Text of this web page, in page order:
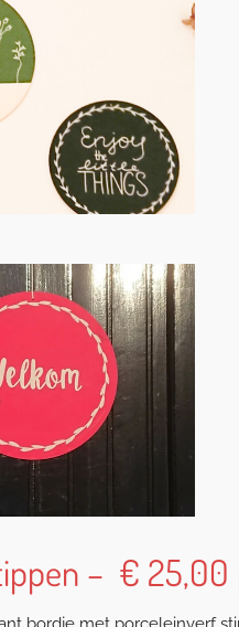
– € 25,00